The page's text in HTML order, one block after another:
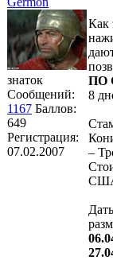
знаток
Сообщений:
1167 Баллов:
649
Регистрация:
07.02.2007
Как
ПО
8
–